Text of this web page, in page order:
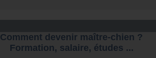
Comment devenir maître-chien ?
Formation, salaire, études ...